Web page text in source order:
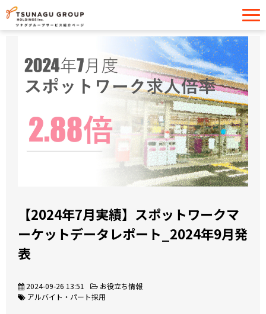
サービス一覧
導入事例
イベント・セミナー
お役立ち情報
お問い合わせ
【2024年7月実績】スポットワークマ
ーケットデータレポート_2024年9月発
表
2024-09-26 13:51
お役立ち情報
アルバイト・パート採用